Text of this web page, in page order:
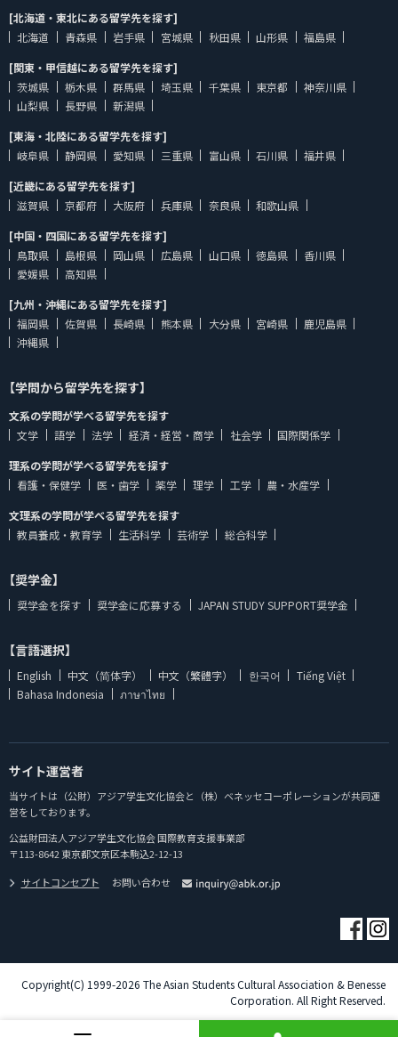
[北海道・東北にある留学先を探す]
北海道
青森県 岩手県 宮城県 秋田県 山形県
福島県
[関東・甲信越にある留学先を探す]
茨城県
栃木県 群馬県 埼玉県 千葉県 東京都
神奈川県
山梨県
長野県
新潟県
[東海・北陸にある留学先を探す]
岐阜県
静岡県 愛知県 三重県 富山県 石川県
福井県
[近畿にある留学先を探す]
滋賀県
京都府 大阪府 兵庫県 奈良県
和歌山県
[中国・四国にある留学先を探す]
鳥取県
島根県 岡山県 広島県 山口県 徳島県
香川県
愛媛県
高知県
[九州・沖縄にある留学先を探す]
福岡県
佐賀県 長崎県 熊本県 大分県 宮崎県
鹿児島県
沖縄県
【学問から留学先を探す】
文系の学問が学べる留学先を探す
文学
語学 法学 経済・経営・商学 社会学
国際関係学
理系の学問が学べる留学先を探す
看護・保健学
医・歯学 薬学 理学 工学
農・水産学
文理系の学問が学べる留学先を探す
教員養成・教育学
生活科学 芸術学 総合科学
【奨学金】
奨学金を探す 奨学金に応募する JAPAN STUDY SUPPORT奨学金
【言語選択】
English 中文（简体字） 中文（繁體字） 한국어
Tiếng Việt
Bahasa Indonesia
ภาษาไทย
サイト運営者
当サイトは（公財）アジア学生文化協会と（株）ベネッセコーポレーションが共同運
営をしております。
公益財団法人アジア学生文化協会 国際教育支援事業部
〒113-8642 東京都文京区本駒込2-12-13
サイトコンセプト
お問い合わせ
Copyright(C) 1999-2026 The Asian Students Cultural Association & Benesse
Corporation. All Right Reserved.